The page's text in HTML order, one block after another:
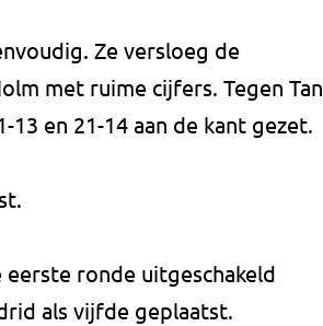
Ze versloeg de
met ruime cijfers. Tegen Tan
en 21-14 aan de kant gezet.
ronde uitgeschakeld
als vijfde geplaatst.